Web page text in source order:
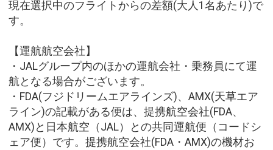
現在選択中のフライトからの差額(大人1名あたり)で
す。
【運航航空会社】
・JALグループ内のほかの運航会社・乗務員にて運
航となる場合がございます。
・FDA(フジドリームエアラインズ)、AMX(天草エア
ライン)の記載がある便は、提携航空会社(FDA、
AMX)と日本航空（JAL）との共同運航便（コードシ
ェア便）です。提携航空会社(FDA・AMX)の機材お